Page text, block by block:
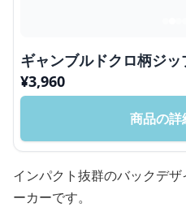
ギャンブルドクロ柄ジ
¥3,960
商品の詳
インパクト抜群のバックデ
ーカーです。